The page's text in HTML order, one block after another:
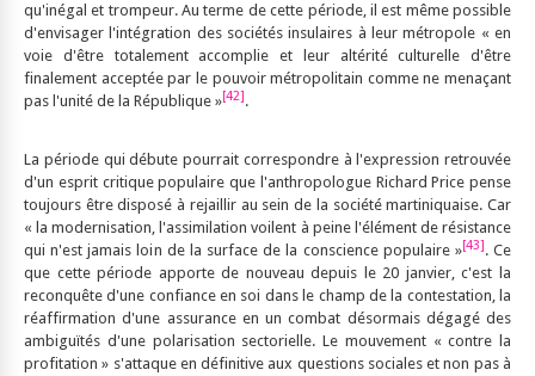
qu'inégal et trompeur. Au terme de cette période, il est même possible
d'envisager l'intégration des sociétés insulaires à leur métropole « en
voie d'être totalement accomplie et leur altérité culturelle d'être
finalement acceptée par le pouvoir métropolitain comme ne menaçant
pas l'unité de la République »[42].
La période qui débute pourrait correspondre à l'expression retrouvée
d'un esprit critique populaire que l'anthropologue Richard Price pense
toujours être disposé à rejaillir au sein de la société martiniquaise. Car
« la modernisation, l'assimilation voilent à peine l'élément de résistance
qui n'est jamais loin de la surface de la conscience populaire »[43]. Ce
que cette période apporte de nouveau depuis le 20 janvier, c'est la
reconquête d'une confiance en soi dans le champ de la contestation, la
réaffirmation d'une assurance en un combat désormais dégagé des
ambiguïtés d'une polarisation sectorielle. Le mouvement « contre la
profitation » s'attaque en définitive aux questions sociales et non pas à